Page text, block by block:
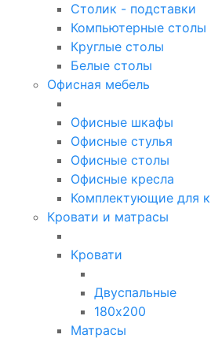
Столик - подставки
Компьютерные столы
Круглые столы
Белые столы
Офисная мебель
Офисные шкафы
Офисные стулья
Офисные столы
Офисные кресла
Комплектующие для
Кровати и матрасы
Кровати
Двуспальные
180х200
Матрасы